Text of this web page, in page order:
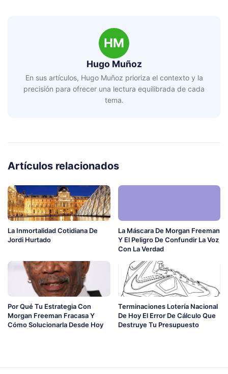
HM
Hugo Muñoz
En sus artículos, Hugo Muñoz prioriza el contexto y la
precisión para ofrecer una lectura equilibrada de cada
tema.
Artículos relacionados
La Inmortalidad Cotidiana De
Jordi Hurtado
La Máscara De Morgan Freeman
Y El Peligro De Confundir La Voz
Con La Verdad
Por Qué Tu Estrategia Con
Morgan Freeman Fracasa Y
Cómo Solucionarla Desde Hoy
Terminaciones Lotería Nacional
De Hoy El Error De Cálculo Que
Destruye Tu Presupuesto